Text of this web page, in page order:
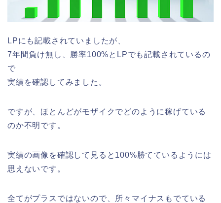
LPにも記載されていましたが、
7年間負け無し、勝率100%とLPでも記載されているの
で
実績を確認してみました。
ですが、ほとんどがモザイクでどのように稼げている
のか不明です。
実績の画像を確認して見ると100%勝てているようには
思えないです。
全てがプラスではないので、所々マイナスもでている